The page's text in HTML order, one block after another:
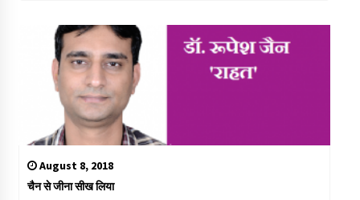
August 8, 2018
चैन से जीना सीख लिया